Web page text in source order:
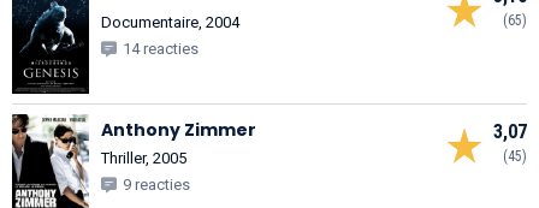
(65)
Documentaire, 2004
14 reacties
3,07
(45)
Anthony Zimmer
Thriller, 2005
9 reacties